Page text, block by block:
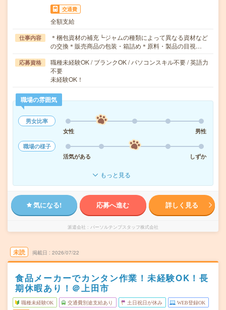
交通費
全額支給
仕事内容
＊梱包資材の補充┗ジャムの種類によって異なる資材など
の交換＊販売商品の包装・箱詰め＊原料・製品の目視…
応募資格
職種未経験OK / ブランクOK / パソコンスキル不要 / 英語力
不要
未経験OK！
職場の雰囲気
男女比率
女性
男性
職場の様子
活気がある
しずか
もっと見る
気になる! 応募へ進む 詳しく見る
派遣会社 パーソルテンプスタッフ株式会社
未読 掲載日 2026/07/22
食品メーカーでカンタン作業！未経験OK！長
期休暇あり！＠上田市
職種未経験OK 交通費別途支給あり 土日祝日が休み WEB登録OK